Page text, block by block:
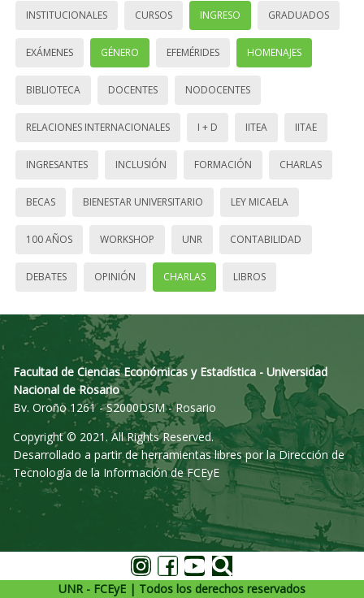
INSTITUCIONALES CURSOS INGRESO GRADUADOS
EXÁMENES GÉNERO EFEMÉRIDES HOMENAJES
BIBLIOTECA DOCENTES NODOCENTES
RELACIONES INTERNACIONALES I + D IITEA IITAE
INGRESANTES INCLUSIÓN FORMACIÓN CHARLAS
BECAS BIENESTAR UNIVERSITARIO LEY MICAELA
100 AÑOS WORKSHOP UNR CONTABILIDAD
DEBATES OPINIÓN CHARLAS LIBROS
Facultad de Ciencias Económicas y Estadística - Universidad
Nacional de Rosario
Bv. Oroño 1261 - S2000DSM - Rosario
Copyright © 2021. All Rights Reserved.
Desarrollado a partir de herramientas libres por la Dirección de
Tecnología de la Información de FCEyE
UNR - FCEyE | Todos los derechos reservados